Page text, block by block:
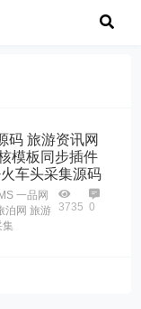
码 旅游资讯网
模板同步插件
车头采集源码
一品网
泊网 旅游
集
3735 0